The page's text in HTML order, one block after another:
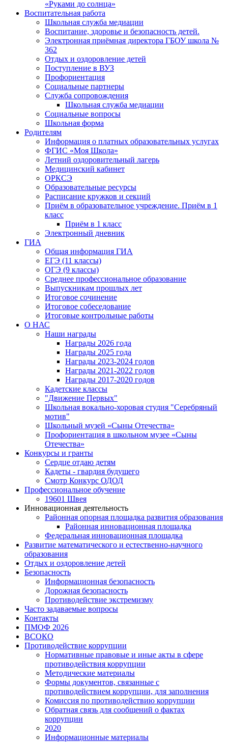
«Руками до солнца»
Воспитательная работа
Школьная служба медиации
Воспитание, здоровье и безопасность детей.
Электронная приёмная директора ГБОУ школа №
362
Отдых и оздоровление детей
Поступление в ВУЗ
Профориентация
Социальные партнеры
Служба сопровождения
Школьная служба медиации
Социальные вопросы
Школьная форма
Родителям
Информация о платных образовательных услугах
ФГИС «Моя Школа»
Летний оздоровительный лагерь
Медицинский кабинет
ОРКСЭ
Образовательные ресурсы
Расписание кружков и секций
Приём в образовательное учреждение. Приём в 1
класс
Приём в 1 класс
Электронный дневник
ГИА
Общая информация ГИА
ЕГЭ (11 классы)
ОГЭ (9 классы)
Среднее профессиональное образование
Выпускникам прошлых лет
Итоговое сочинение
Итоговое собеседование
Итоговые контрольные работы
О НАС
Наши награды
Награды 2026 года
Награды 2025 года
Награды 2023-2024 годов
Награды 2021-2022 годов
Награды 2017-2020 годов
Кадетские классы
"Движение Первых"
Школьная вокально-хоровая студия "Серебряный
мотив"
Школьный музей «Сыны Отечества»
Профориентация в школьном музее «Сыны
Отечества»
Конкурсы и гранты
Сердце отдаю детям
Кадеты - гвардия будущего
Смотр Конкурс ОДОД
Профессиональное обучение
19601 Швея
Инновационная деятельность
Районная опорная площадка развития образования
Районная инновационная площадка
Федеральная инновационная площадка
Развитие математического и естественно-научного
образования
Отдых и оздоровление детей
Безопасность
Информационная безопасность
Дорожная безопасность
Противодействие экстремизму
Часто задаваемые вопросы
Контакты
ПМОФ 2026
ВСОКО
Противодействие коррупции
Нормативные правовые и иные акты в сфере
противодействия коррупции
Методические материалы
Формы документов, связанные с
противодействием коррупции, для заполнения
Комиссия по противодействию коррупции
Обратная связь для сообщений о фактах
коррупции
2020
Информационные материалы